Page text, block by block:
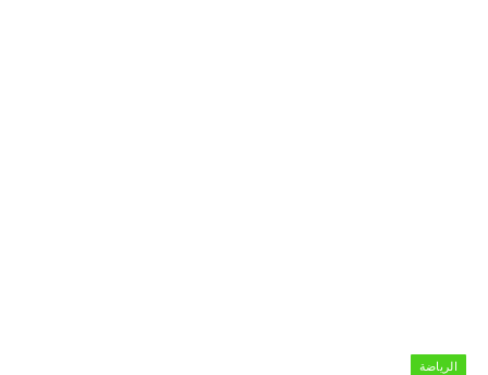
الرياضة